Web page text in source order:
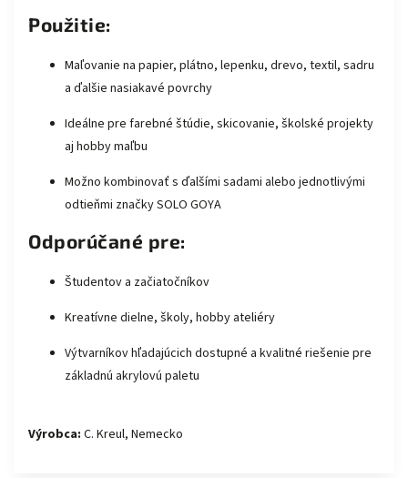
Použitie:
Maľovanie na papier, plátno, lepenku, drevo, textil, sadru
a ďalšie nasiakavé povrchy
Ideálne pre farebné štúdie, skicovanie, školské projekty
aj hobby maľbu
Možno kombinovať s ďalšími sadami alebo jednotlivými
odtieňmi značky SOLO GOYA
Odporúčané pre:
Študentov a začiatočníkov
Kreatívne dielne, školy, hobby ateliéry
Výtvarníkov hľadajúcich dostupné a kvalitné riešenie pre
základnú akrylovú paletu
Výrobca: C. Kreul, Nemecko